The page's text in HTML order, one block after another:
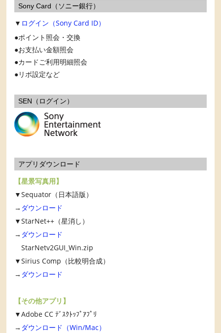
Sony Card（ソニー銀行）
▼ ログイン（Sony Card ID）
ポイント照会・交換
お支払い金額照会
カードご利用明細照会
リボ設定など
SEN（ログイン）
アプリダウンロード
【星景写真用】
▼Sequator（日本語版）
→ ダウンロード
▼StarNet++（星消し）
→ ダウンロード
StarNetv2GUI_Win.zip
▼Sirius Comp（比較明合成）
→ ダウンロード
【その他アプリ】
▼Adobe CC ﾃﾞｽｸﾄｯﾌﾟｱﾌﾟﾘ
→ ダウンロード（Win/Mac）